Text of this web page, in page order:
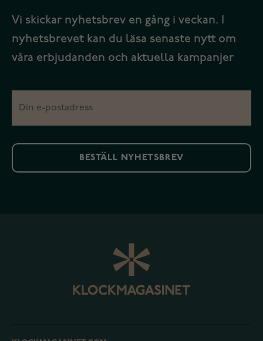
Vi skickar nyhetsbrev en gång i veckan. I
nyhetsbrevet kan du läsa senaste nytt om
våra erbjudanden och aktuella kampanjer
BESTÄLL NYHETSBREV